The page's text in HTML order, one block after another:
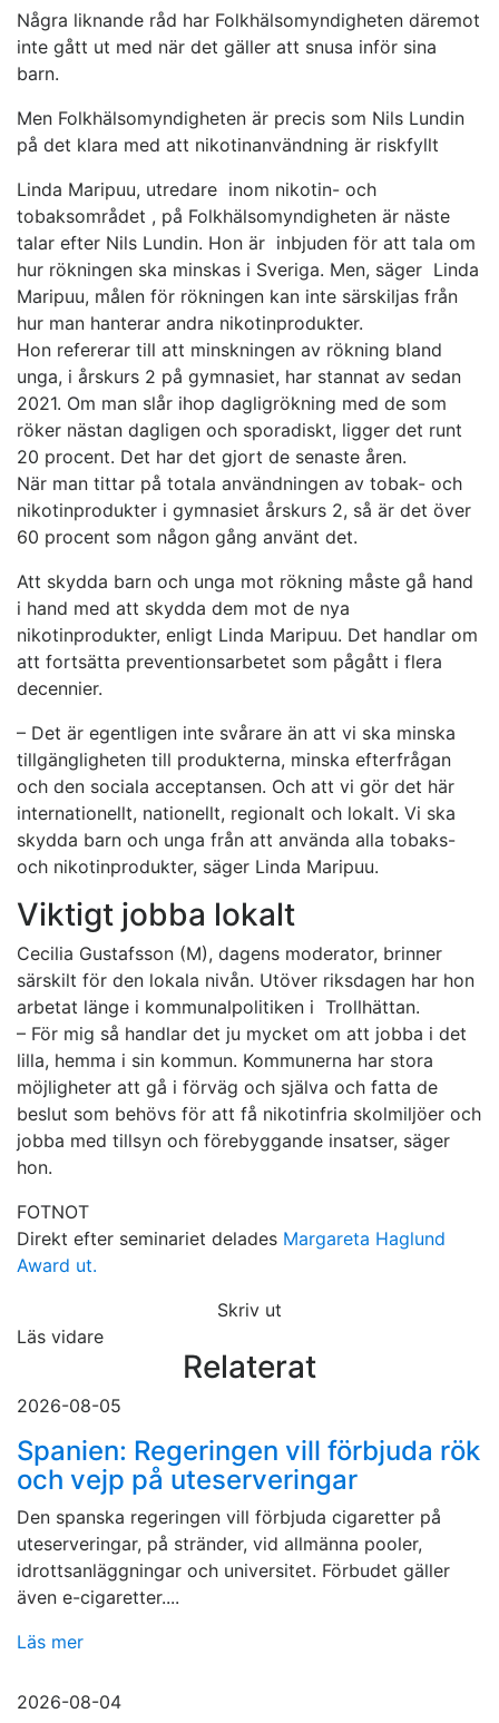
Några liknande råd har Folkhälsomyndigheten däremot
inte gått ut med när det gäller att snusa inför sina
barn.
Men Folkhälsomyndigheten är precis som Nils Lundin
på det klara med att nikotinanvändning är riskfyllt
Linda Maripuu, utredare inom nikotin- och
tobaksområdet , på Folkhälsomyndigheten är näste
talar efter Nils Lundin. Hon är inbjuden för att tala om
hur rökningen ska minskas i Sveriga. Men, säger Linda
Maripuu, målen för rökningen kan inte särskiljas från
hur man hanterar andra nikotinprodukter.
Hon refererar till att minskningen av rökning bland
unga, i årskurs 2 på gymnasiet, har stannat av sedan
2021. Om man slår ihop dagligrökning med de som
röker nästan dagligen och sporadiskt, ligger det runt
20 procent. Det har det gjort de senaste åren.
När man tittar på totala användningen av tobak- och
nikotinprodukter i gymnasiet årskurs 2, så är det över
60 procent som någon gång använt det.
Att skydda barn och unga mot rökning måste gå hand
i hand med att skydda dem mot de nya
nikotinprodukter, enligt Linda Maripuu. Det handlar om
att fortsätta preventionsarbetet som pågått i flera
decennier.
– Det är egentligen inte svårare än att vi ska minska
tillgängligheten till produkterna, minska efterfrågan
och den sociala acceptansen. Och att vi gör det här
internationellt, nationellt, regionalt och lokalt. Vi ska
skydda barn och unga från att använda alla tobaks-
och nikotinprodukter, säger Linda Maripuu.
Viktigt jobba lokalt
Cecilia Gustafsson (M), dagens moderator, brinner
särskilt för den lokala nivån. Utöver riksdagen har hon
arbetat länge i kommunalpolitiken i Trollhättan.
– För mig så handlar det ju mycket om att jobba i det
lilla, hemma i sin kommun. Kommunerna har stora
möjligheter att gå i förväg och själva och fatta de
beslut som behövs för att få nikotinfria skolmiljöer och
jobba med tillsyn och förebyggande insatser, säger
hon.
FOTNOT
Direkt efter seminariet delades Margareta Haglund
Award ut.
Skriv ut
Läs vidare
Relaterat
2026-08-05
Spanien: Regeringen vill förbjuda rök
och vejp på uteserveringar
Den spanska regeringen vill förbjuda cigaretter på
uteserveringar, på stränder, vid allmänna pooler,
idrottsanläggningar och universitet. Förbudet gäller
även e-cigaretter....
Läs mer
2026-08-04